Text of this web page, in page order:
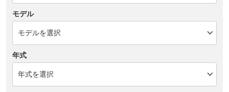
モデル
年式